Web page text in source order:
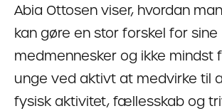
Abia Ottosen viser, hvordan
kan gøre en stor forskel for sine
medmennesker og ikke mindst
unge ved aktivt at medvirke til
fysisk aktivitet, fællesskab og